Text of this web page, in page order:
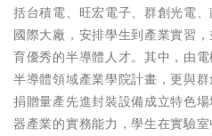
括台積電、旺宏電子、群創光電
國際大廠，安排學生到產業實習
育優秀的半導體人才。其中，由
半導體領域產業學院計畫，更與群
捐贈量產先進封裝設備成立特色
器產業的實務能力，學生在實驗